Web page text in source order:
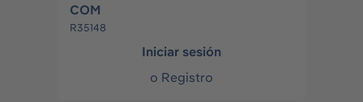
COM
R35148
Iniciar sesión
o Registro